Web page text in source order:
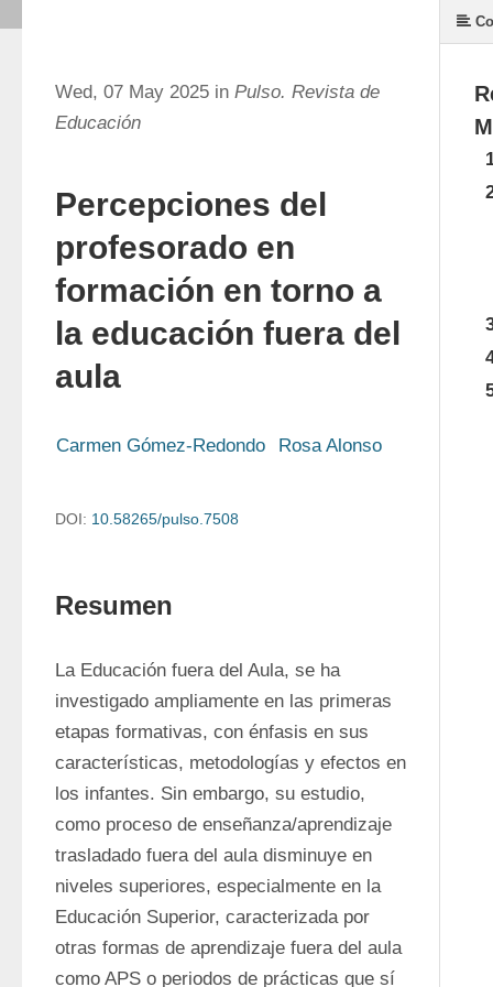
Wed, 07 May 2025 in Pulso. Revista de
Educación
Percepciones del
profesorado en
formación en torno a
la educación fuera del
aula
Carmen Gómez-Redondo Rosa Alonso
DOI: 10.58265/pulso.7508
Resumen
La Educación fuera del Aula, se ha
investigado ampliamente en las primeras
etapas formativas, con énfasis en sus
características, metodologías y efectos en
los infantes. Sin embargo, su estudio,
como proceso de enseñanza/aprendizaje
trasladado fuera del aula disminuye en
niveles superiores, especialmente en la
Educación Superior, caracterizada por
otras formas de aprendizaje fuera del aula
como APS o periodos de prácticas que sí